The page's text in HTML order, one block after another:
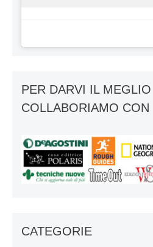
PER DARVI IL MEGLIO
COLLABORIAMO CON
CATEGORIE